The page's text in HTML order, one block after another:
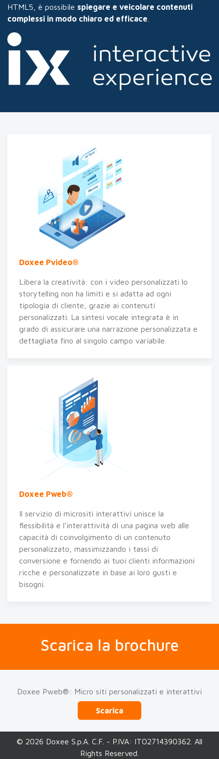
HTML5, è possibile spiegare e veicolare contenuti
complessi in modo chiaro ed efficace
Doxee Pvideo®
Libera la creatività: con i video personalizzati lo
storytelling non ha limiti e si adatta ad ogni
tipologia di cliente, grazie ai contenuti
personalizzati. La sintesi vocale integrata è in
grado di assicurare una narrazione personalizzata e
dettagliata fino al singolo campo variabile.
Doxee Pweb®
Il servizio di micrositi interattivi unisce la
flessibilità e l’interattività di una pagina web alle
capacità di coinvolgimento di un contenuto
personalizzato, massimizzando i tassi di
conversione e fornendo ai tuoi clienti informazioni
ricche e personalizzate in base ai loro gusti e
bisogni.
Scarica la brochure
Doxee Pweb®: Micro siti personalizzati e interattivi
Scarica
© 2026 Doxee S.p.A. C.F. - P.IVA: ITO2714390362. All
Rights Reserved.